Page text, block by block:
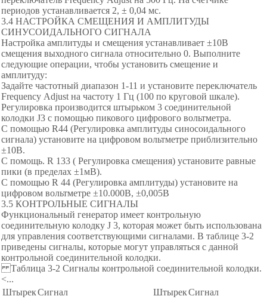
периодов устанавливается 2, ± 0,04 мс.
3.4 НАСТРОЙКА СМЕЩЕНИЯ И АМПЛИТУДЫ
СИНУСОИДАЛЬНОГО СИГНАЛА
Настройка амплитуды и смещения устанавливает ±10В
смещения выходного сигнала относительно 0. Выполните
следующие операции, чтобы установить смещение и
амплитуду:
Задайте частотный диапазон 1-11 и установите переключатель
Frequencу Adjust на частоту 1 Гц (100 по круговой шкале).
Регулировка производится штырьком 3 соединительной
колодки J3 с помощью пикового цифрового вольтметра.
С помощью R44 (Регулировка амплитуды синосоидального
сигнала) установите на цифровом вольтметре приблизительно
±10В.
С помощь. R 133 ( Регулировка смещения) установите равные
пики (в пределах ±1мВ).
С помощью R 44 (Регулировка амплитуды) установите на
цифровом вольтметре ±10.000В, ±0,005В
3.5 КОНТРОЛЬНЫЕ СИГНАЛЫ
Функциональный генератор имеет контрольную
соединительную колодку J 3, которая может быть использована
для управления соответствующими сигналами. В таблице 3-2
приведены сигналы, которые могут управляться с данной
контрольной соединительной колодки.
Таблица 3-2 Сигналы контрольной соединительной колодки.
<...
ШтырекСигнал ШтырекСигнал